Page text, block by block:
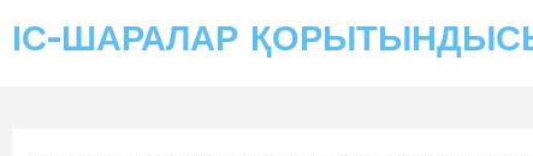
ІС-ШАРАЛАР